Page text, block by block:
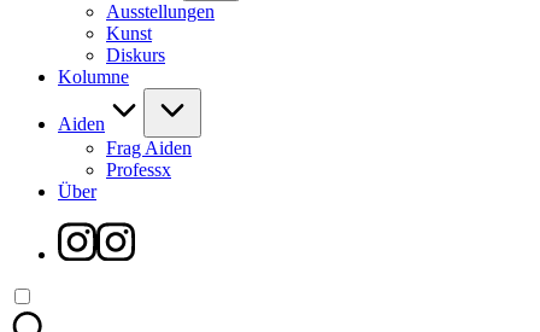
Ausstellungen
Kunst
Diskurs
Kolumne
Aiden
Frag Aiden
Professx
Über
Instagram